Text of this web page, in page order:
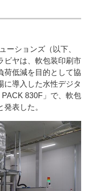
印刷
印刷通販
ジネス・多彩な商材～
特集
2022 検査・校正特集
材年鑑
イトポリシー
ーションズ（以下、
ビヤは、軟包装印刷市
荷低減を目的として協
に導入した水性デジタ
830F」で、軟包
表した。